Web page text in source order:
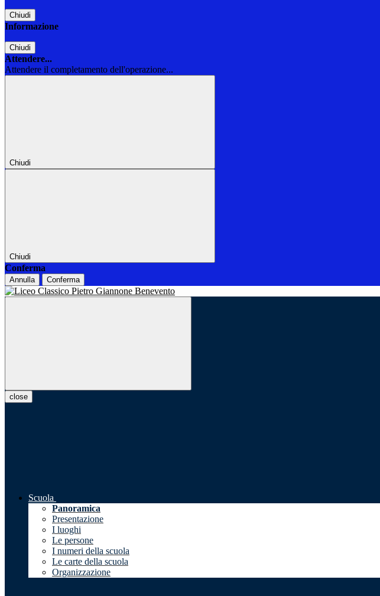
Chiudi
Informazione
Chiudi
Attendere...
Attendere il completamento dell'operazione...
Chiudi
Chiudi
Conferma
Annulla Conferma
close
Scuola
Panoramica
Presentazione
I luoghi
Le persone
I numeri della scuola
Le carte della scuola
Organizzazione